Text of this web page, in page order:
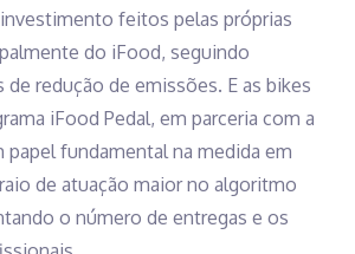
feitos pelas próprias
do iFood, seguindo
redução de emissões. E as bikes
iFood Pedal, em parceria com a
papel fundamental na medida em
de atuação maior no algoritmo
o número de entregas e os